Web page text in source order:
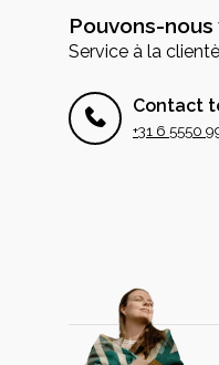
Pouvons-
Service à la
Contact
+31 6 5550